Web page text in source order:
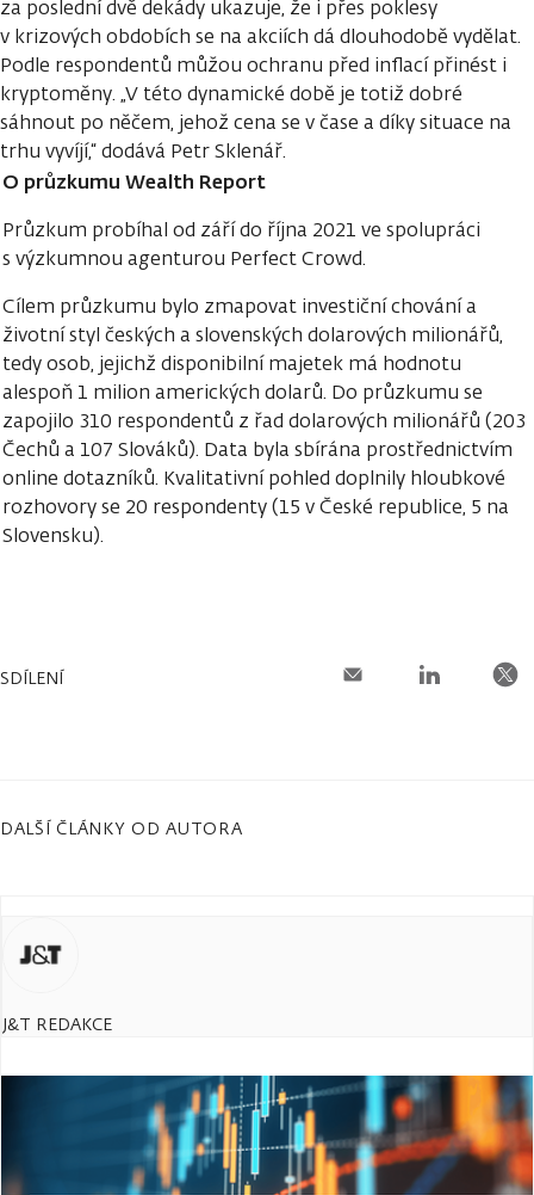
za poslední dvě dekády ukazuje, že i přes poklesy
v krizových obdobích se na akciích dá dlouhodobě vydělat.
Podle respondentů můžou ochranu před inflací přinést i
kryptoměny. „V této dynamické době je totiž dobré
sáhnout po něčem, jehož cena se v čase a díky situace na
trhu vyvíjí,“ dodává Petr Sklenář.
O průzkumu Wealth Report
Průzkum probíhal od září do října 2021 ve spolupráci
s výzkumnou agenturou Perfect Crowd.
Cílem průzkumu bylo zmapovat investiční chování a
životní styl českých a slovenských dolarových milionářů,
tedy osob, jejichž disponibilní majetek má hodnotu
alespoň 1 milion amerických dolarů. Do průzkumu se
zapojilo 310 respondentů z řad dolarových milionářů (203
Čechů a 107 Slováků). Data byla sbírána prostřednictvím
online dotazníků. Kvalitativní pohled doplnily hloubkové
rozhovory se 20 respondenty (15 v České republice, 5 na
Slovensku).
SDÍLENÍ
DALŠÍ ČLÁNKY OD AUTORA
J&T REDAKCE